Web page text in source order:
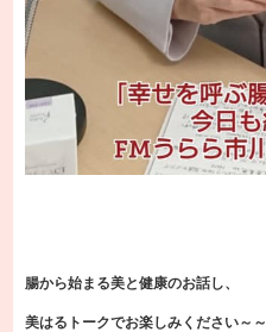
腸から始まる美と健康のお話し、
美はるトークでお楽しみください～～